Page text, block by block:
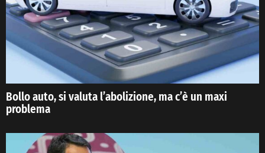
Bollo auto, si valuta l’abolizione, ma c’è un maxi
problema